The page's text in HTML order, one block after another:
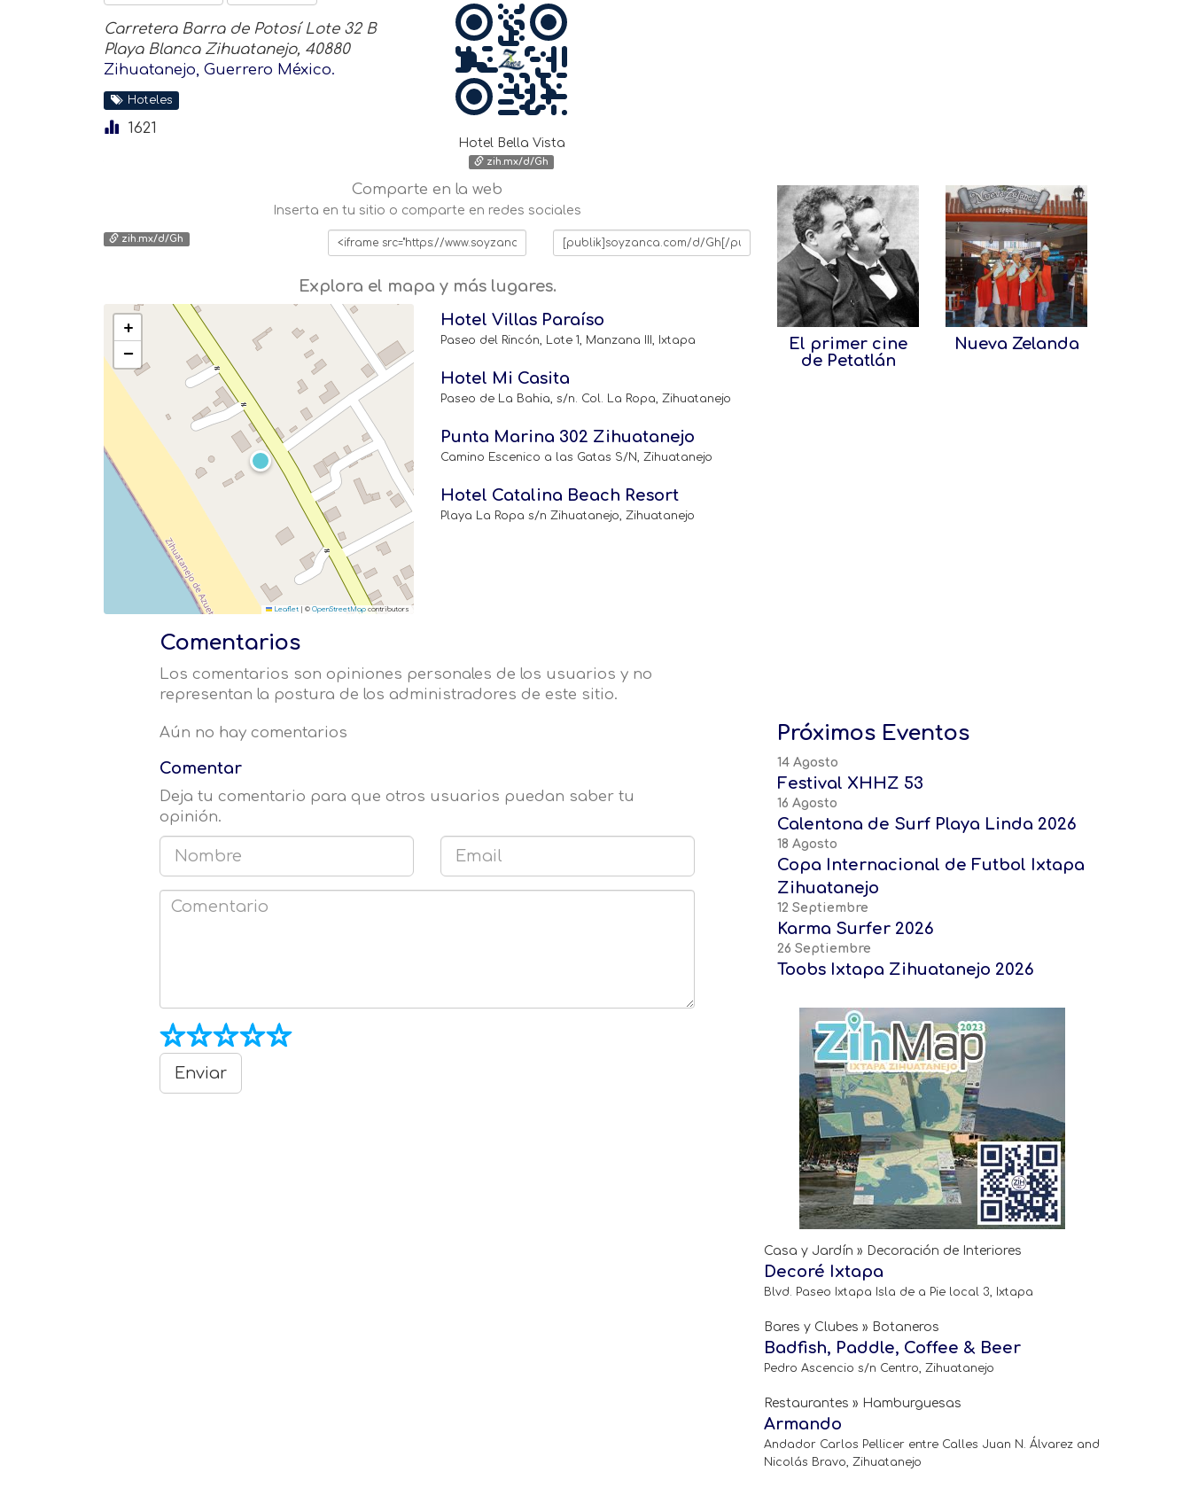
Hotel Bella Vista
zih.mx/d/Gh
Carretera Barra de Potosí Lote 32 B
Playa Blanca Zihuatanejo, 40880
Zihuatanejo, Guerrero México.
Hoteles
1621
Comparte en la web
Inserta en tu sitio o comparte en redes sociales
zih.mx/d/Gh
Explora el mapa y más lugares.
+
−
Leaflet © OpenStreetMap contributors
Hotel Villas Paraíso
Paseo del Rincón, Lote 1, Manzana III, Ixtapa
Hotel Mi Casita
Paseo de La Bahia, s/n. Col. La Ropa, Zihuatanejo
Punta Marina 302 Zihuatanejo
Camino Escenico a las Gatas S/N, Zihuatanejo
Hotel Catalina Beach Resort
Playa La Ropa s/n Zihuatanejo, Zihuatanejo
Comentarios
Los comentarios son opiniones personales de los usuarios y no
representan la postura de los administradores de este sitio.
Aún no hay comentarios
Comentar
Deja tu comentario para que otros usuarios puedan saber tu
opinión.
El primer cine
de Petatlán
Nueva Zelanda
Próximos Eventos
14 Agosto
Festival XHHZ 53
16 Agosto
Calentona de Surf Playa Linda 2026
18 Agosto
Copa Internacional de Futbol Ixtapa
Zihuatanejo
12 Septiembre
Karma Surfer 2026
26 Septiembre
Toobs Ixtapa Zihuatanejo 2026
Casa y Jardín » Decoración de Interiores
Decoré Ixtapa
Blvd. Paseo Ixtapa Isla de a Pie local 3, Ixtapa
Bares y Clubes » Botaneros
Badfish, Paddle, Coffee & Beer
Pedro Ascencio s/n Centro, Zihuatanejo
Restaurantes » Hamburguesas
Armando
Andador Carlos Pellicer entre Calles Juan N. Álvarez and
Nicolás Bravo, Zihuatanejo